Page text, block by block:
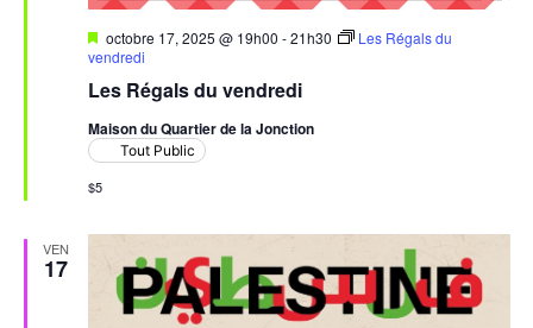
Les Régals du vendredi
Mis
en
octobre 17, 2025 @ 19h00 -21h30
Les Régals du
vendredi
Maison du Quartier de la Jonction
Tout Public
$5
VEN
17